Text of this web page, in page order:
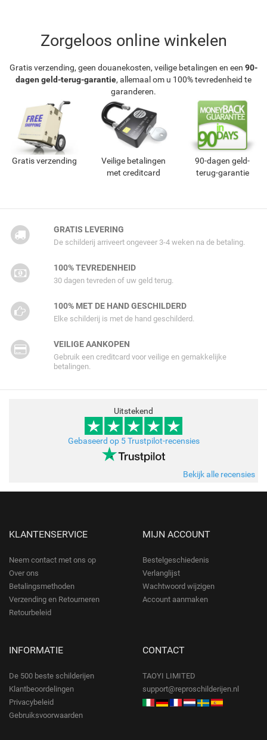
Zorgeloos online winkelen
Gratis verzending, geen douanekosten, veilige betalingen en een 90-
dagen geld-terug-garantie, allemaal om u 100% tevredenheid te
garanderen.
Gratis verzending
Veilige betalingen
met creditcard
90-dagen geld-
terug-garantie
GRATIS LEVERING
De schilderij arriveert ongeveer 3-4 weken na de betaling.
100% TEVREDENHEID
30 dagen tevreden of uw geld terug.
100% MET DE HAND GESCHILDERD
Elke schilderij is met de hand geschilderd.
VEILIGE AANKOPEN
Gebruik een creditcard voor veilige en gemakkelijke
betalingen.
Uitstekend
Gebaseerd op 5 Trustpilot-recensies
Bekijk alle recensies
KLANTENSERVICE
Neem contact met ons op
Over ons
Betalingsmethoden
Verzending en Retourneren
Retourbeleid
MIJN ACCOUNT
Bestelgeschiedenis
Verlanglijst
Wachtwoord wijzigen
Account aanmaken
INFORMATIE
De 500 beste schilderijen
Klantbeoordelingen
Privacybeleid
Gebruiksvoorwaarden
CONTACT
TAOYI LIMITED
support@reproschilderijen.nl